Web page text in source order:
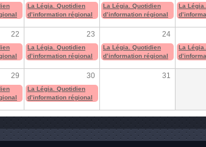
La Légia. Quotidien
d’information régional
La Légia. Quotidien
d’information régional
La
22 23 24
La Légia. Quotidien
d’information régional
La Légia. Quotidien
d’information régional
La
29 30 31
La Légia. Quotidien
d’information régional